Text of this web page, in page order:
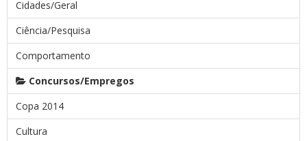
Cidades/Geral
Ciência/Pesquisa
Comportamento
Concursos/Empregos
Copa 2014
Cultura